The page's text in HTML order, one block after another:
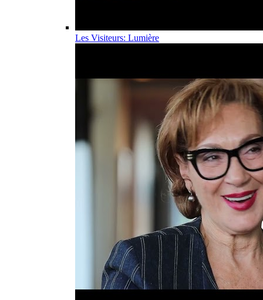
Les Visiteurs: Lumière